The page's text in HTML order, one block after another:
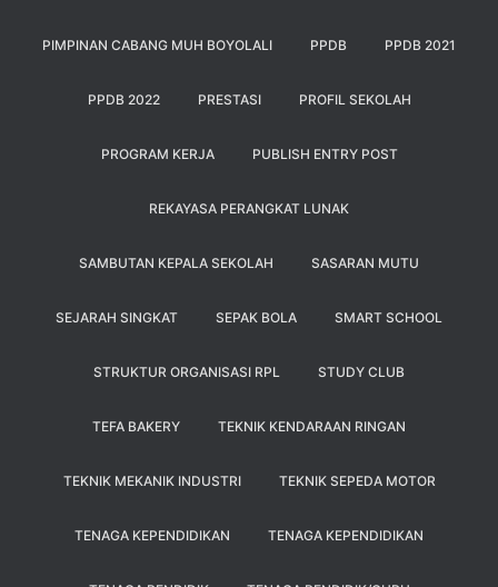
PIMPINAN CABANG MUH BOYOLALI PPDB PPDB 2021
PPDB 2022 PRESTASI PROFIL SEKOLAH
PROGRAM KERJA PUBLISH ENTRY POST
REKAYASA PERANGKAT LUNAK
SAMBUTAN KEPALA SEKOLAH SASARAN MUTU
SEJARAH SINGKAT SEPAK BOLA SMART SCHOOL
STRUKTUR ORGANISASI RPL STUDY CLUB
TEFA BAKERY TEKNIK KENDARAAN RINGAN
TEKNIK MEKANIK INDUSTRI TEKNIK SEPEDA MOTOR
TENAGA KEPENDIDIKAN TENAGA KEPENDIDIKAN